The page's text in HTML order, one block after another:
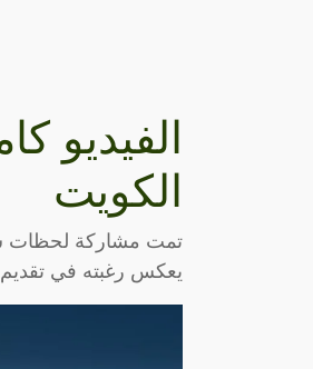
الفيديو
الكويت
تمت مشاركة لحظات
يعكس رغبته في تقديم